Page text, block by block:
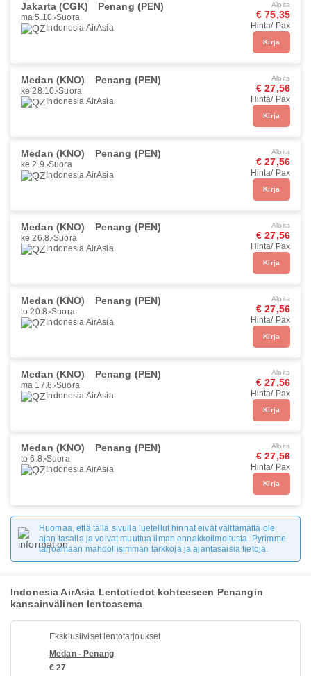
Jakarta (CGK) Penang (PEN)
ma 5.10. Suora
Indonesia AirAsia
Aloita
€ 75,35
Hinta/ Pax
Kirja
Medan (KNO) Penang (PEN)
ke 28.10. Suora
Indonesia AirAsia
Aloita
€ 27,56
Hinta/ Pax
Kirja
Medan (KNO) Penang (PEN)
ke 2.9. Suora
Indonesia AirAsia
Aloita
€ 27,56
Hinta/ Pax
Kirja
Medan (KNO) Penang (PEN)
ke 26.8. Suora
Indonesia AirAsia
Aloita
€ 27,56
Hinta/ Pax
Kirja
Medan (KNO) Penang (PEN)
to 20.8. Suora
Indonesia AirAsia
Aloita
€ 27,56
Hinta/ Pax
Kirja
Medan (KNO) Penang (PEN)
ma 17.8. Suora
Indonesia AirAsia
Aloita
€ 27,56
Hinta/ Pax
Kirja
Medan (KNO) Penang (PEN)
to 6.8. Suora
Indonesia AirAsia
Aloita
€ 27,56
Hinta/ Pax
Kirja
Huomaa, että tällä sivulla luetellut hinnat eivät välttämättä ole
ajan tasalla ja voivat muuttua ilman ennakkoilmoitusta. Pyrimme
tarjoamaan mahdollisimman tarkkoja ja ajantasaisia tietoja.
Indonesia AirAsia Lentotiedot kohteeseen Penangin
kansainvälinen lentoasema
Eksklusiiviset lentotarjoukset
Medan - Penang
€ 27